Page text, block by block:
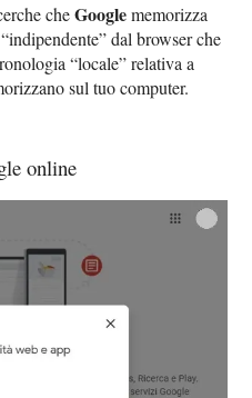
cheGooglememorizza
dal browser che
“locale” relativa a
sul tuo computer.
online